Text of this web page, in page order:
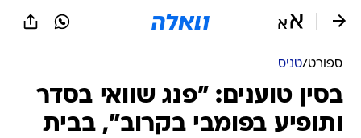
ספורט/טניס
בסין טוענים: "פנג שוואי בסדר
ותופיע בפומבי בקרוב", בבית